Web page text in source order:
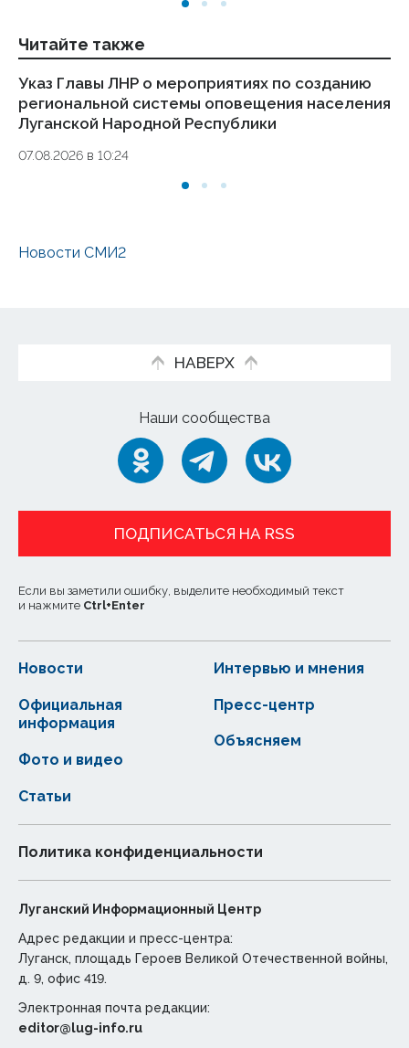
Читайте также
Указ Главы ЛНР о мероприятиях по созданию
региональной системы оповещения населения
Луганской Народной Республики
07.08.2026 в 10:24
Новости СМИ2
НАВЕРХ
Наши сообщества
ПОДПИСАТЬСЯ НА RSS
Если вы заметили ошибку, выделите необходимый текст
и нажмите Ctrl+Enter
Новости
Статьи
Официальная
информация
Интервью и мнения
Фото и видео
Пресс-центр
Объясняем
Политика конфиденциальности
Луганский Информационный Центр
Адрес редакции и пресс-центра:
Луганск, площадь Героев Великой Отечественной войны,
д. 9, офис 419.
Электронная почта редакции:
editor@lug-info.ru